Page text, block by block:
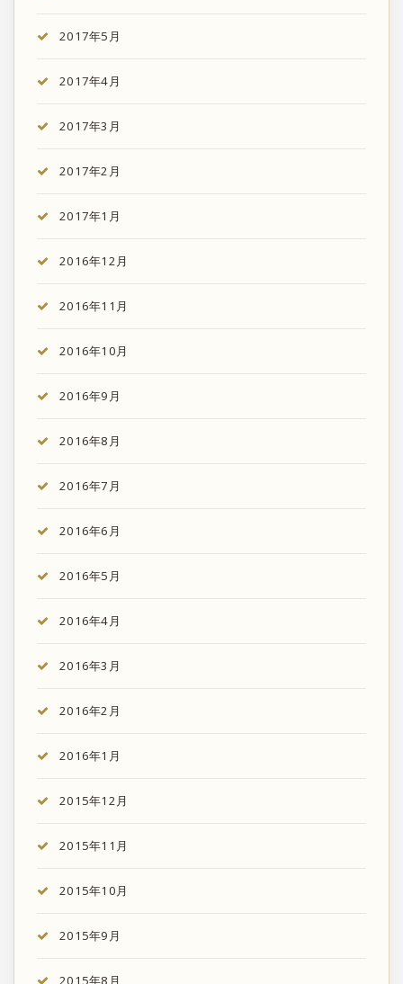
2017年5月
2017年4月
2017年3月
2017年2月
2017年1月
2016年12月
2016年11月
2016年10月
2016年9月
2016年8月
2016年7月
2016年6月
2016年5月
2016年4月
2016年3月
2016年2月
2016年1月
2015年12月
2015年11月
2015年10月
2015年9月
2015年8月